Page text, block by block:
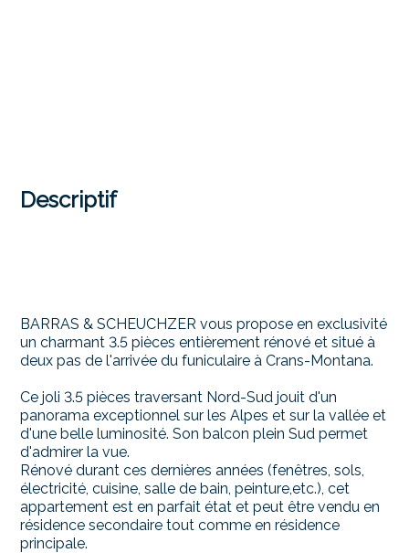
Descriptif
BARRAS & SCHEUCHZER vous propose en exclusivité
un charmant 3.5 pièces entièrement rénové et situé à
deux pas de l'arrivée du funiculaire à Crans-Montana.
Ce joli 3.5 pièces traversant Nord-Sud jouit d'un
panorama exceptionnel sur les Alpes et sur la vallée et
d'une belle luminosité. Son balcon plein Sud permet
d'admirer la vue.
Rénové durant ces dernières années (fenêtres, sols,
électricité, cuisine, salle de bain, peinture,etc.), cet
appartement est en parfait état et peut être vendu en
résidence secondaire tout comme en résidence
principale.